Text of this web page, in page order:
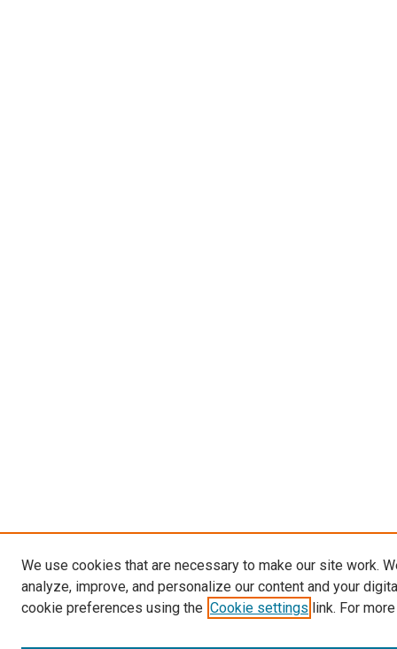
We use cookies that are necessary to make our site work.
analyze, improve, and personalize our content and your
cookie preferences using the Cookie settings link. For